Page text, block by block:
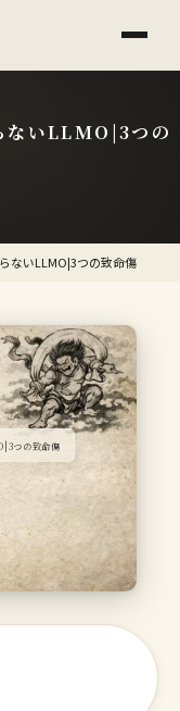
ないLLMO|3つの
ないLLMO|3つの致命傷
つの致命傷